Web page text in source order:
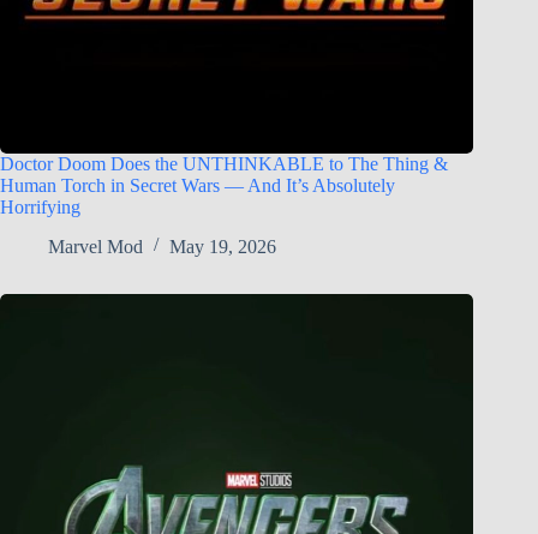
Doctor Doom Does the UNTHINKABLE to The Thing &
Human Torch in Secret Wars — And It’s Absolutely
Horrifying
Marvel Mod
May 19, 2026